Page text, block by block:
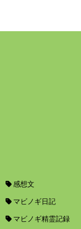
感想文
マビノギ日記
マビノギ精霊記録